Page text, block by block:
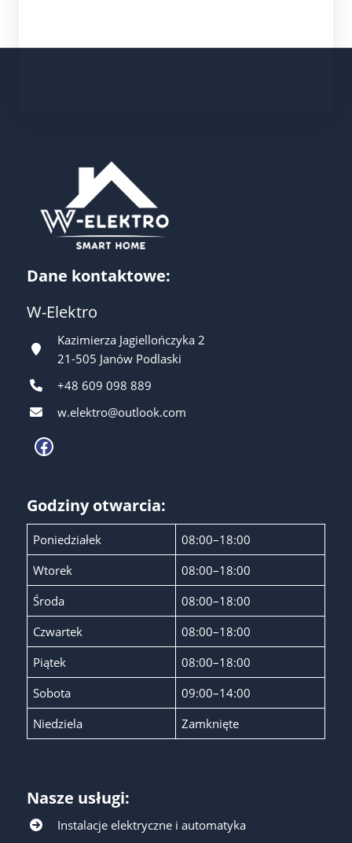
Dane kontaktowe:
W-Elektro
Kazimierza Jagiellończyka 2
21-505 Janów Podlaski
+48 609 098 889
w.elektro@outlook.com
Facebook
Godziny otwarcia:
Poniedziałek
08:00–18:00
Wtorek
08:00–18:00
Środa
08:00–18:00
Czwartek
08:00–18:00
Piątek
08:00–18:00
Sobota
09:00–14:00
Niedziela
Zamknięte
Nasze usługi:
Instalacje elektryczne i automatyka